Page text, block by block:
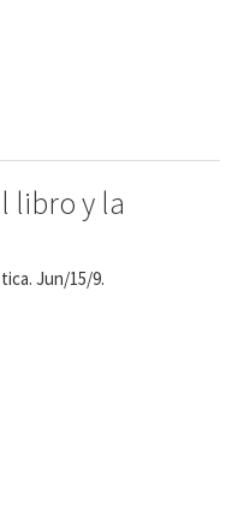
libro y la
Jun/15/9.